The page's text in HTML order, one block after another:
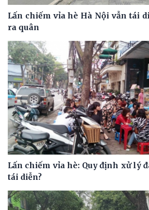
Lấn chiếm vỉa hè Hà Nội vẫn tái
ra quân
Lấn chiếm vỉa hè: Quy định xử lý
tái diễn?